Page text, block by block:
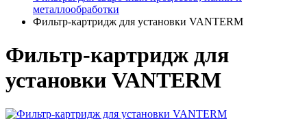
металлообработки
Фильтр-картридж для установки VANTERM
Фильтр-картридж для
установки VANTERM